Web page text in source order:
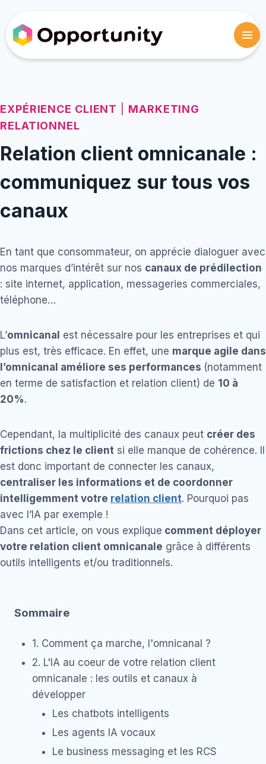
EXPÉRIENCE CLIENT
MARKETING
RELATIONNEL
Relation client omnicanale :
communiquez sur tous vos
canaux
En tant que consommateur, on apprécie dialoguer avec
nos marques d’intérêt sur nos canaux de prédilection
: site internet, application, messageries commerciales,
téléphone…
L’omnicanal est nécessaire pour les entreprises et qui
plus est, très efficace. En effet, une marque agile dans
l’omnicanal améliore ses performances (notamment
en terme de satisfaction et relation client) de 10 à
20%.
Cependant, la multiplicité des canaux peut créer des
frictions chez le client si elle manque de cohérence. Il
est donc important de connecter les canaux,
centraliser les informations et de coordonner
intelligemment votre relation client. Pourquoi pas
avec l’IA par exemple !
Dans cet article, on vous explique comment déployer
votre relation client omnicanale grâce à différents
outils intelligents et/ou traditionnels.
Sommaire
1. Comment ça marche, l'omnicanal ?
2. L'IA au coeur de votre relation client
omnicanale : les outils et canaux à
développer
Les chatbots intelligents
Les agents IA vocaux
Le business messaging et les RCS